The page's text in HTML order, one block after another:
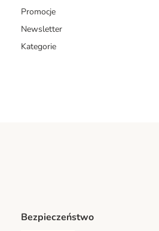
Promocje
Newsletter
Kategorie
Bezpieczeństwo